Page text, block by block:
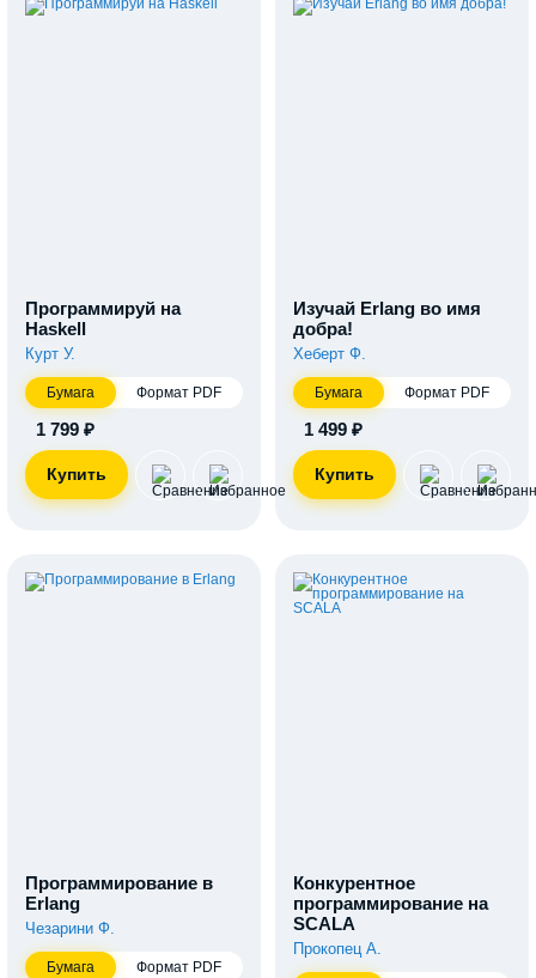
Программируй на
Haskell
Курт У.
Бумага Формат PDF
1 799 ₽
Изучай Erlang во имя
добра!
Хеберт Ф.
Бумага Формат PDF
1 499 ₽
Программирование в
Erlang
Чезарини Ф.
Бумага Формат PDF
Конкурентное
программирование на
SCALA
Прокопец А.